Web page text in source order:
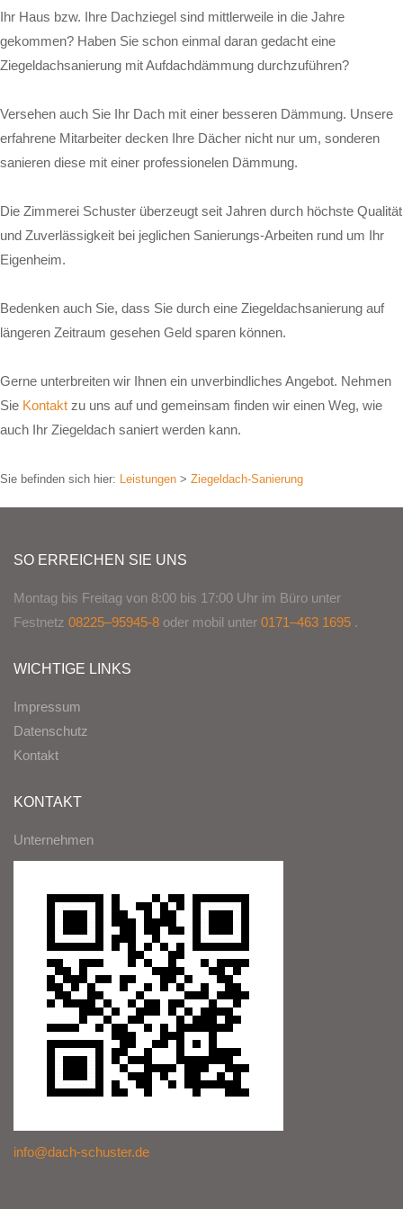
Ihr Haus bzw. Ihre Dachziegel sind mittlerweile in die Jahre
gekommen? Haben Sie schon einmal daran gedacht eine
Ziegeldachsanierung mit Aufdachdämmung durchzuführen?
Versehen auch Sie Ihr Dach mit einer besseren Dämmung. Unsere
erfahrene Mitarbeiter decken Ihre Dächer nicht nur um, sonderen
sanieren diese mit einer professionelen Dämmung.
Die Zimmerei Schuster überzeugt seit Jahren durch höchste Qualität
und Zuverlässigkeit bei jeglichen Sanierungs-Arbeiten rund um Ihr
Eigenheim.
Bedenken auch Sie, dass Sie durch eine Ziegeldachsanierung auf
längeren Zeitraum gesehen Geld sparen können.
Gerne unterbreiten wir Ihnen ein unverbindliches Angebot. Nehmen
Sie Kontakt zu uns auf und gemeinsam finden wir einen Weg, wie
auch Ihr Ziegeldach saniert werden kann.
Sie befinden sich hier: Leistungen > Ziegeldach-Sanierung
SO ERREICHEN SIE UNS
Montag bis Freitag von 8:00 bis 17:00 Uhr im Büro unter
Festnetz 08225–95945-8 oder mobil unter 0171–463 1695 .
WICHTIGE LINKS
Impressum
Datenschutz
Kontakt
KONTAKT
Unternehmen
info@dach-schuster.de